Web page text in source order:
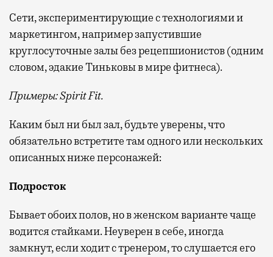
Сети, экспериментирующие с технологиями и
маркетингом, например запустившие
круглосуточные залы без рецепшионистов (одним
словом, эдакие Тиньковы в мире фитнеса).
Примеры: Spirit Fit.
Каким был ни был зал, будьте уверены, что
обязательно встретите там одного или нескольких
описанных ниже персонажей:
Подросток
Бывает обоих полов, но в женском варианте чаще
водится стайками. Неуверен в себе, иногда
замкнут, если ходит с тренером, то слушается его